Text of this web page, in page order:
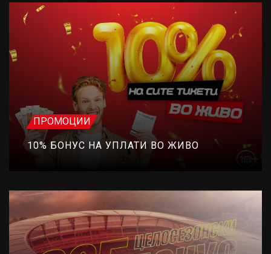
ПРОМОЦИИ
10% БОНУС НА УПЛАТИ ВО ЖИВО